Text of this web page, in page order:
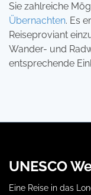
Sie zahlreiche
Übernachten. Es
Reiseproviant
Wander- und
entsprechende
UNESCO
Eine Reise in das